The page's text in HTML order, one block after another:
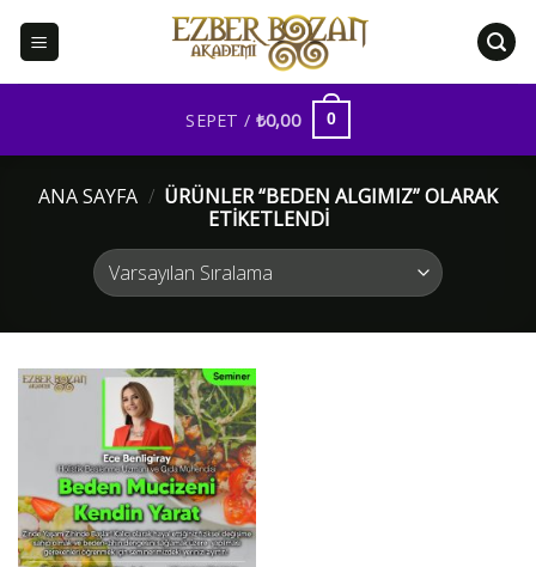
SEPET / ₺0,00 0
ANA SAYFA / ÜRÜNLER “BEDEN ALGIMIZ” OLARAK
ETIKETLENDI